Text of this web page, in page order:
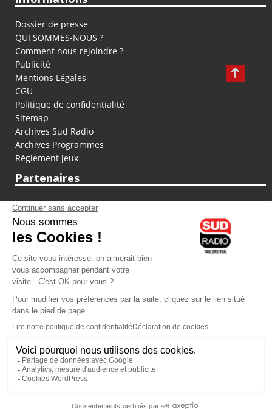
Dossier de presse
QUI SOMMES-NOUS ?
Comment nous rejoindre ?
Publicité
Mentions Légales
CGU
Politique de confidentialité
Sitemap
Archives Sud Radio
Archives Programmes
Règlement jeux
Partenaires
fiducial.fr
lyoncapitale.fr
olympique-et-lyonnais.com
L'application Iphone / Android
Téléchargez l'application
Les cookies
Gestion des cookies
Crédit photos : ©Sud Radio / Pierre Olivier